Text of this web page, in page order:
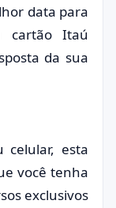
data para
cartão Itaú
da sua
celular, esta
você tenha
exclusivos